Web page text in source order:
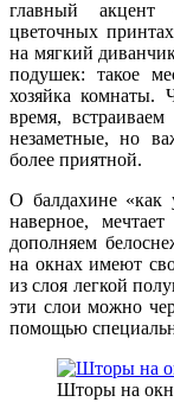
главный акцент
цветочных
на мягкий
подушек: такое
хозяйка комнаты.
время,
незаметные, но
более приятной.
О балдахине «как
наверное,
дополняем
на окнах имеют
из слоя легкой
эти слои можно
помощью
Шторы на